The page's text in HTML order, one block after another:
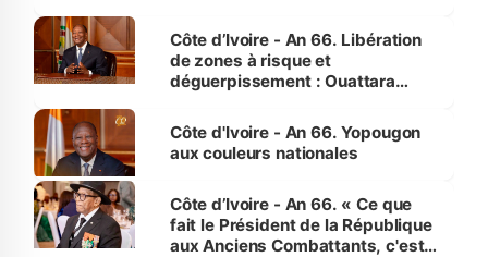
milieu des sinistrés
Côte d’Ivoire - An 66. Libération
de zones à risque et
déguerpissement : Ouattara
l'Etat de droit pour préserver les
vies humaines »
Côte d'Ivoire - An 66. Yopougon
aux couleurs nationales
Côte d’Ivoire - An 66. « Ce que
fait le Président de la République
aux Anciens Combattants, c'est